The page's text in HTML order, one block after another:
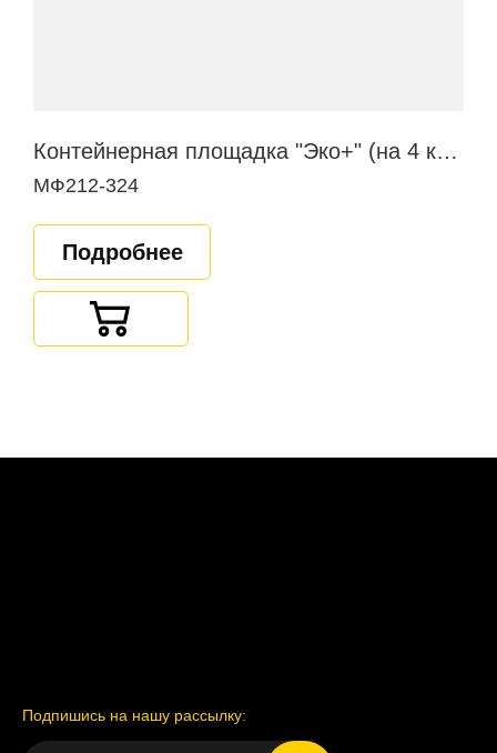
Контейнерная площадка "Эко+" (на 4 контейнера)
МФ212-324
Подробнее
Подпишись на нашу рассылку: